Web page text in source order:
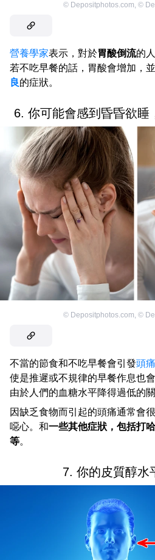
© Depositphotos.com, ©
營養學家表示，對於胃酸倒流的
若不吃早餐的話，胃酸會增加，
良的症狀。
6. 你可能會感到昏昏欲睡
© Depositphotos.com, ©
不當的節食和不吃早餐會引發頭痛
使是推遲或不規律的早餐作息也
由於人們的血糖水平降得過低的關
因缺乏食物而引起的頭痛通常會
噁心。和一些其他症狀，包括打
等。
7. 你的皮質醇水